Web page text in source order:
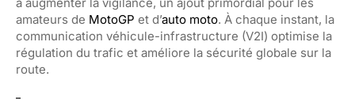
amateurs de MotoGP et d’auto moto. À chaque instant, la
communication véhicule-infrastructure (V2I) optimise la
régulation du trafic et améliore la sécurité globale sur la
route.